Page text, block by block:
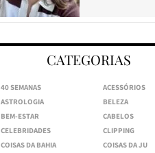
CATEGORIAS
40 SEMANAS
ACESSÓRIOS
ASTROLOGIA
BELEZA
BEM-ESTAR
CABELOS
CELEBRIDADES
CLIPPING
COISAS DA BAHIA
COISAS DA JU